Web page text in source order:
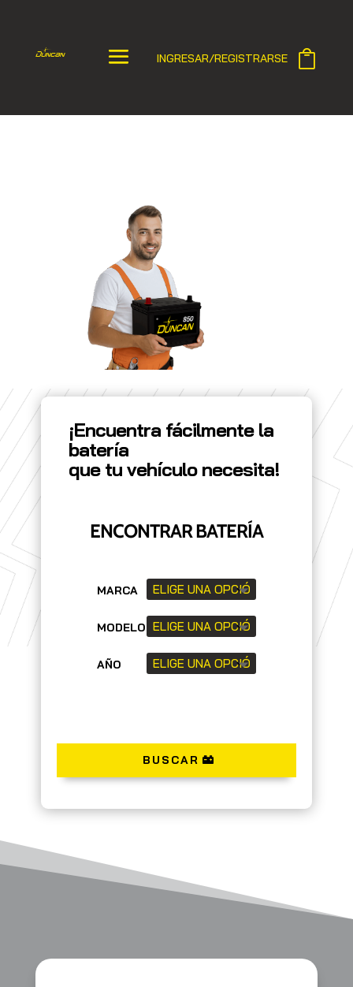
INGRESAR/REGISTRARSE
¡Encuentra fácilmente la
batería
que tu vehículo necesita!
ENCONTRAR BATERÍA
MARCA
MODELO
AÑO
BUSCAR